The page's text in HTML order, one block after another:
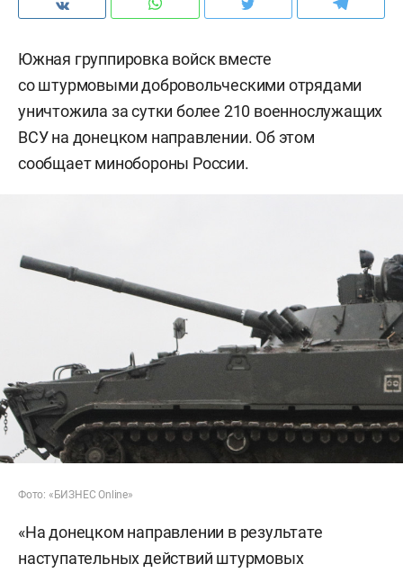
Южная группировка войск вместе
со штурмовыми добровольческими отрядами
уничтожила за сутки более 210 военнослужащих
ВСУ на донецком направлении. Об этом
сообщает минобороны России.
Фото: «БИЗНЕС Online»
«На донецком направлении в результате
наступательных действий штурмовых